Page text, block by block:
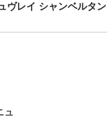
ヴレイ シャンベルタン
ュ